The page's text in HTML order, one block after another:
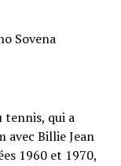
Sovena
tennis, qui a
avec Billie Jean
1960 et 1970,